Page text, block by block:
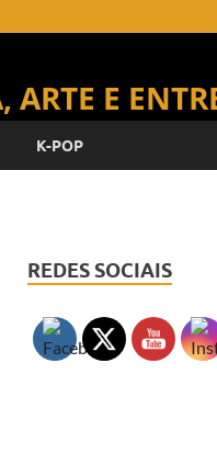
K-POP
REDES SOCIAIS